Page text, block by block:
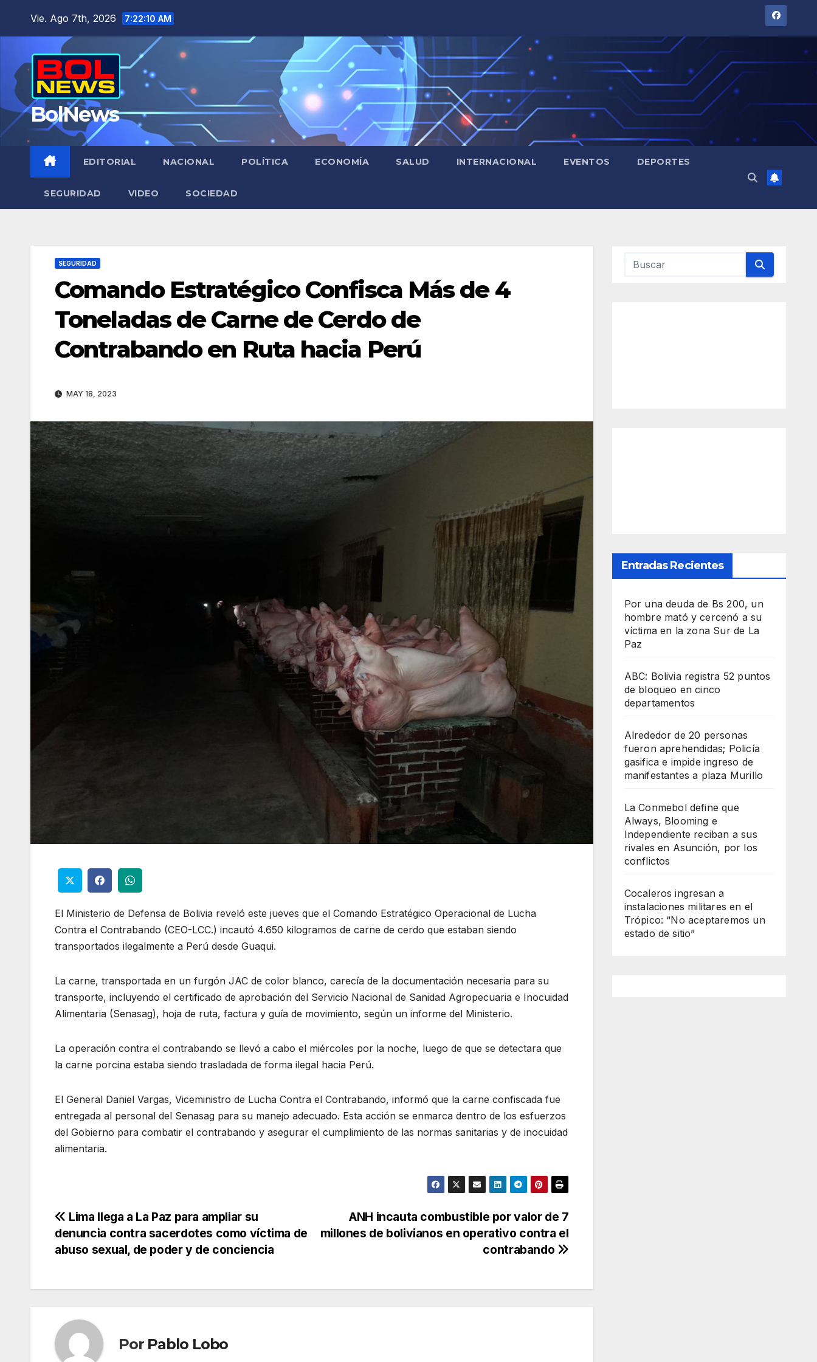
Vie. Ago 7th, 2026 7:22:11 AM
BolNews
EDITORIAL NACIONAL POLÍTICA ECONOMÍA SALUD INTERNACIONAL EVENTOS DEPORTES
SEGURIDAD VIDEO SOCIEDAD
SEGURIDAD
Comando Estratégico Confisca Más de 4
Toneladas de Carne de Cerdo de
Contrabando en Ruta hacia Perú
MAY 18, 2023
El Ministerio de Defensa de Bolivia reveló este jueves que el Comando Estratégico Operacional de Lucha
Contra el Contrabando (CEO-LCC.) incautó 4.650 kilogramos de carne de cerdo que estaban siendo
transportados ilegalmente a Perú desde Guaqui.
La carne, transportada en un furgón JAC de color blanco, carecía de la documentación necesaria para su
transporte, incluyendo el certificado de aprobación del Servicio Nacional de Sanidad Agropecuaria e Inocuidad
Alimentaria (Senasag), hoja de ruta, factura y guía de movimiento, según un informe del Ministerio.
La operación contra el contrabando se llevó a cabo el miércoles por la noche, luego de que se detectara que
la carne porcina estaba siendo trasladada de forma ilegal hacia Perú.
El General Daniel Vargas, Viceministro de Lucha Contra el Contrabando, informó que la carne confiscada fue
entregada al personal del Senasag para su manejo adecuado. Esta acción se enmarca dentro de los esfuerzos
del Gobierno para combatir el contrabando y asegurar el cumplimiento de las normas sanitarias y de inocuidad
alimentaria.
Navegación
de
ANH incauta combustible por valor de 7
millones de bolivianos en operativo contra el
contrabando
Lima llega a La Paz para ampliar su
denuncia contra sacerdotes como víctima de
abuso sexual, de poder y de conciencia
Por Pablo Lobo
Entradas Recientes
Por una deuda de Bs 200, un
hombre mató y cercenó a su
víctima en la zona Sur de La
Paz
ABC: Bolivia registra 52 puntos
de bloqueo en cinco
departamentos
Alrededor de 20 personas
fueron aprehendidas; Policía
gasifica e impide ingreso de
manifestantes a plaza Murillo
La Conmebol define que
Always, Blooming e
Independiente reciban a sus
rivales en Asunción, por los
conflictos
Cocaleros ingresan a
instalaciones militares en el
Trópico: “No aceptaremos un
estado de sitio”